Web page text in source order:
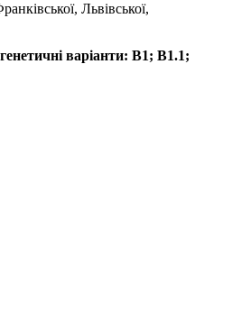
Львівської,
варіанти: В1; В1.1;